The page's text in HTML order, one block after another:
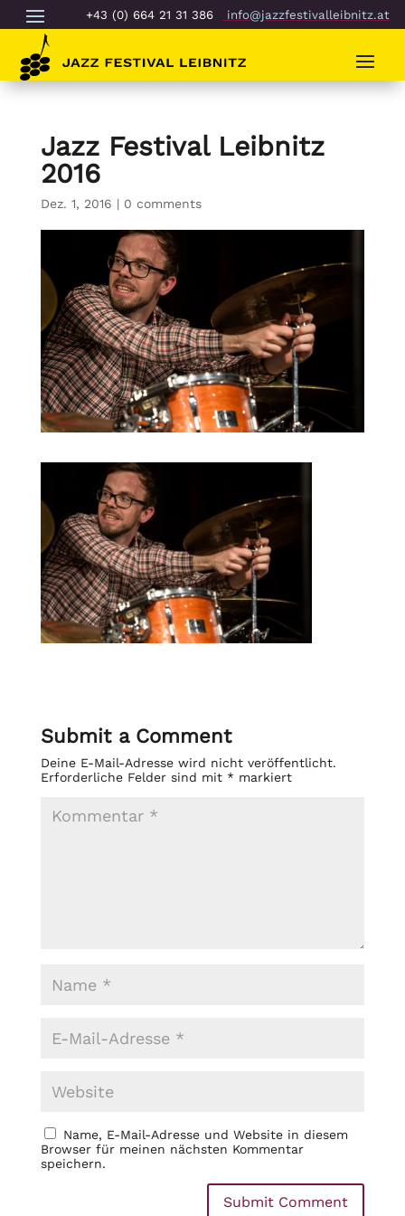
+43 (0) 664 21 31 386 info@jazzfestivalleibnitz.at
Jazz Festival Leibnitz
2016
Dez. 1, 2016 | 0 comments
Submit a Comment
Deine E-Mail-Adresse wird nicht veröffentlicht.
Erforderliche Felder sind mit *markiert
Name, E-Mail-Adresse und Website in diesem
Browser für meinen nächsten Kommentar
speichern.